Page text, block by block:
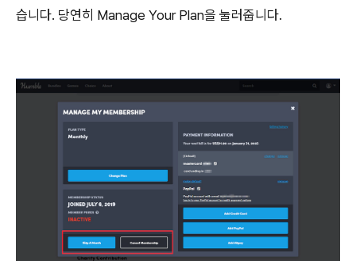
습니다. 당연히 Manage Your Plan을 눌러줍니다.